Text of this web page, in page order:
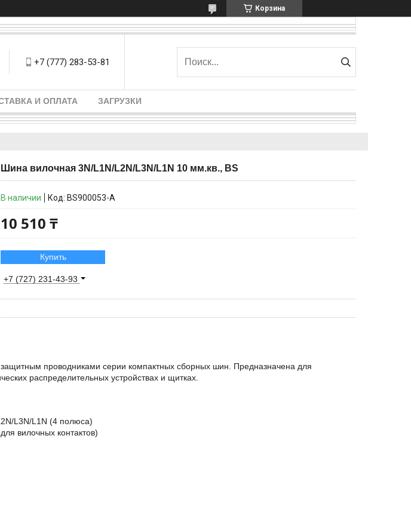
Корзина
+7 (777) 283-53-81
И ОПЛАТА ЗАГРУЗКИ
Шина вилочная 3N/L1N/L2N/L3N/L1N 10 мм.кв., BS
В наличии Код: BS900053-A
10 510 ₸
Купить
+7 (727) 231-43-93
проводниками серии компактных сборных шин. Предназначена для
распределительных устройствах и щитках.
L3N/L1N (4 полюса)
вилочных контактов)